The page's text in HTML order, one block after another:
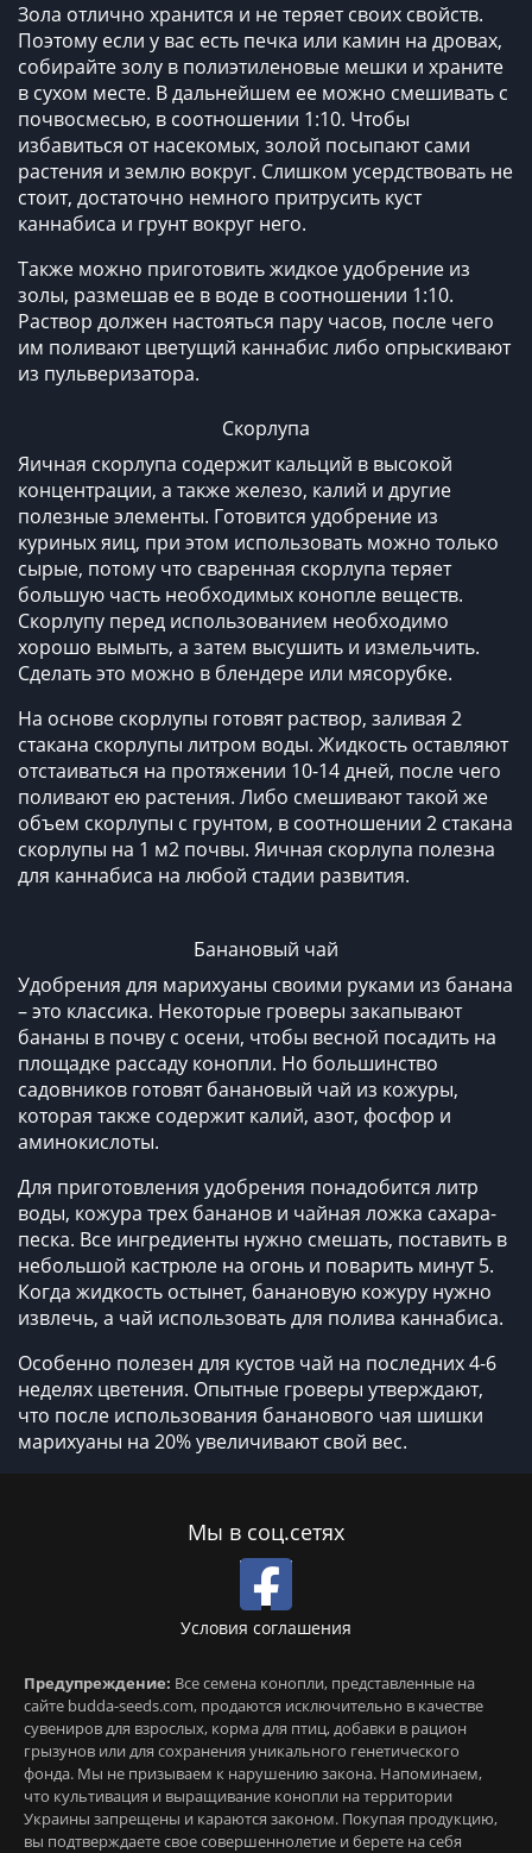
Зола отлично хранится и не теряет своих свойств.
Поэтому если у вас есть печка или камин на дровах,
собирайте золу в полиэтиленовые мешки и храните
в сухом месте. В дальнейшем ее можно смешивать с
почвосмесью, в соотношении 1:10. Чтобы
избавиться от насекомых, золой посыпают сами
растения и землю вокруг. Слишком усердствовать не
стоит, достаточно немного притрусить куст
каннабиса и грунт вокруг него.
Также можно приготовить жидкое удобрение из
золы, размешав ее в воде в соотношении 1:10.
Раствор должен настояться пару часов, после чего
им поливают цветущий каннабис либо опрыскивают
из пульверизатора.
Скорлупа
Яичная скорлупа содержит кальций в высокой
концентрации, а также железо, калий и другие
полезные элементы. Готовится удобрение из
куриных яиц, при этом использовать можно только
сырые, потому что сваренная скорлупа теряет
большую часть необходимых конопле веществ.
Скорлупу перед использованием необходимо
хорошо вымыть, а затем высушить и измельчить.
Сделать это можно в блендере или мясорубке.
На основе скорлупы готовят раствор, заливая 2
стакана скорлупы литром воды. Жидкость оставляют
отстаиваться на протяжении 10-14 дней, после чего
поливают ею растения. Либо смешивают такой же
объем скорлупы с грунтом, в соотношении 2 стакана
скорлупы на 1 м2 почвы. Яичная скорлупа полезна
для каннабиса на любой стадии развития.
Банановый чай
Удобрения для марихуаны своими руками из банана
– это классика. Некоторые гроверы закапывают
бананы в почву с осени, чтобы весной посадить на
площадке рассаду конопли. Но большинство
садовников готовят банановый чай из кожуры,
которая также содержит калий, азот, фосфор и
аминокислоты.
Для приготовления удобрения понадобится литр
воды, кожура трех бананов и чайная ложка сахара-
песка. Все ингредиенты нужно смешать, поставить в
небольшой кастрюле на огонь и поварить минут 5.
Когда жидкость остынет, банановую кожуру нужно
извлечь, а чай использовать для полива каннабиса.
Особенно полезен для кустов чай на последних 4-6
неделях цветения. Опытные гроверы утверждают,
что после использования бананового чая шишки
марихуаны на 20% увеличивают свой вес.
Мы в соц.сетях
Условия соглашения
Предупреждение: Все семена конопли, представленные на
сайте budda-seeds.com, продаются исключительно в качестве
сувениров для взрослых, корма для птиц, добавки в рацион
грызунов или для сохранения уникального генетического
фонда. Мы не призываем к нарушению закона. Напоминаем,
что культивация и выращивание конопли на территории
Украины запрещены и караются законом. Покупая продукцию,
вы подтверждаете свое совершеннолетие и берете на себя